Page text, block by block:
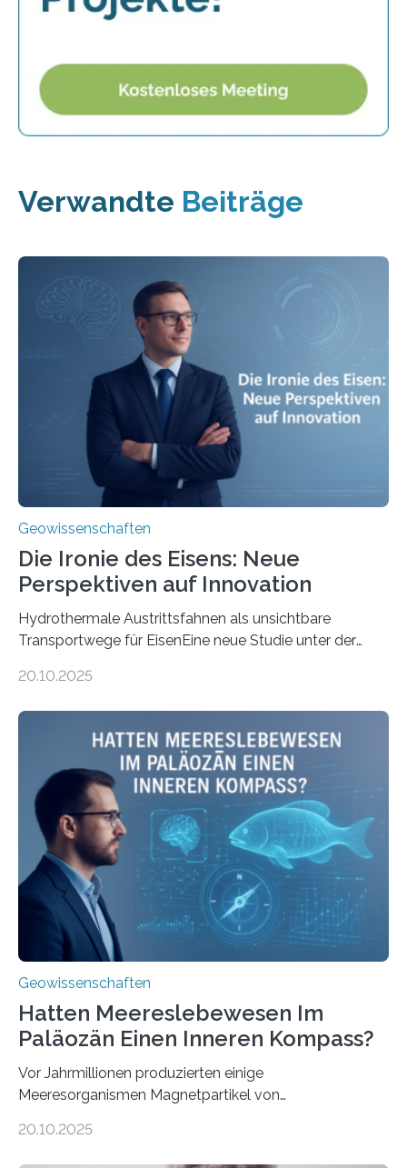
Verwandte Beiträge
Geowissenschaften
Die Ironie des Eisens: Neue
Perspektiven auf Innovation
Hydrothermale Austrittsfahnen als unsichtbare
Transportwege für EisenEine neue Studie unter der
Umweltwissenschaften der Universität Bremen –
Stoffkreislauf im Ozean prägen. Die Überblicksstudie
mit dem Titel „Iron’s Irony“ ist in Communications Earth
& Environment erschienen. Die Studie fasst bestehende
Forschungsergebnisse zusammen und interpretiert sie
neu, um zu erklären, wie Eisen, das aus hydrothermalen
Systemen freigesetzt wird, über ganze Ozeanbecken
transportiert werden kann. „Das…
20.10.2025
Geowissenschaften
Hatten Meereslebewesen Im
Paläozän Einen Inneren Kompass?
Vor Jahrmillionen produzierten einige
Meeresorganismen Magnetpartikel von
Sedimenten zu finden sind. Nun ist es einem
20.10.2025